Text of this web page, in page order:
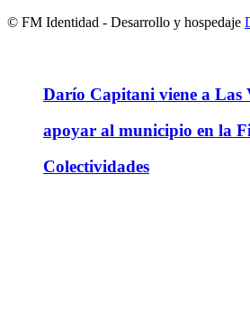
Darío Capitani viene a Las
apoyar al municipio en la
Colectividades
© FM Identidad - Desarrollo y hospedaje